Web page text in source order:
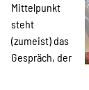
Mittelpunkt
steht
(zumeist) das
Gespräch, der